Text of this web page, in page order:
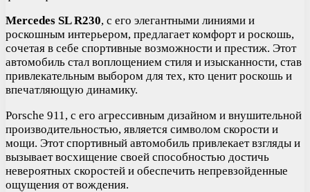
Mercedes SL R230, с его элегантными линиями и
роскошным интерьером, предлагает комфорт и роскошь,
сочетая в себе спортивные возможности и престиж. Этот
автомобиль стал воплощением стиля и изысканности, став
привлекательным выбором для тех, кто ценит роскошь и
впечатляющую динамику.
Porsche 911, с его агрессивным дизайном и внушительной
производительностью, является символом скорости и
мощи. Этот спортивный автомобиль привлекает взгляды и
вызывает восхищение своей способностью достичь
невероятных скоростей и обеспечить непревзойденные
ощущения от вождения.